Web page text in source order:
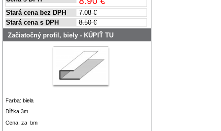
Stará cena bez DPH
7.08 €
Stará cena s DPH
8.50 €
Začiatočný profil, biely - KÚPIŤ TU
Farba: biela
Dĺžka:3m
Cena: za bm